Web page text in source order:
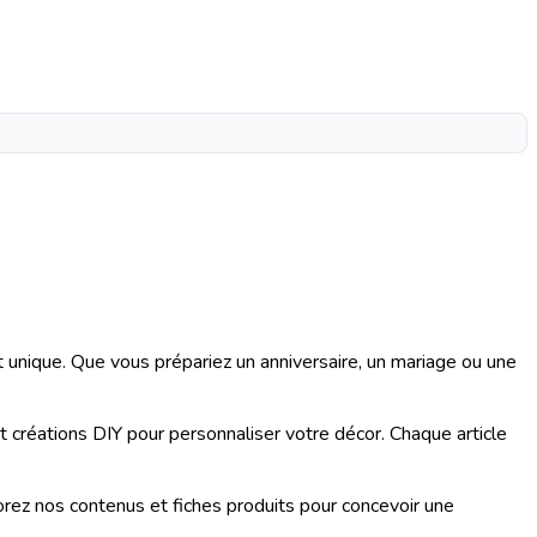
Que vous prépariez un anniversaire, un mariage ou une
DIY pour personnaliser votre décor. Chaque article
nos contenus et fiches produits pour concevoir une